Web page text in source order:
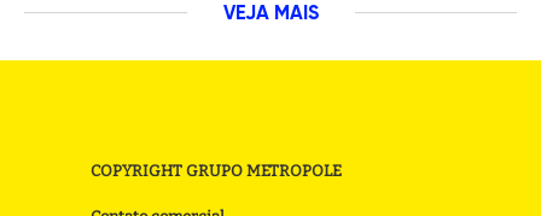
VEJA MAIS
COPYRIGHT GRUPO METROPOLE